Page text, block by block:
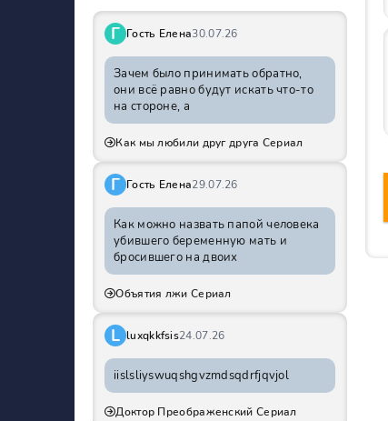
Г Гость Елена30.07.26
Зачем было принимать обратно,
они всё равно будут искать что-то
на стороне, а
Как мы любили друг друга Сериал
Г Гость Елена29.07.26
Как можно назвать папой человека
убившего беременную мать и
бросившего на двоих
Объятия лжи Сериал
L luxqkkfsis24.07.26
iislsliyswuqshgvzmdsqdrfjqvjol
Доктор Преображенский Сериал